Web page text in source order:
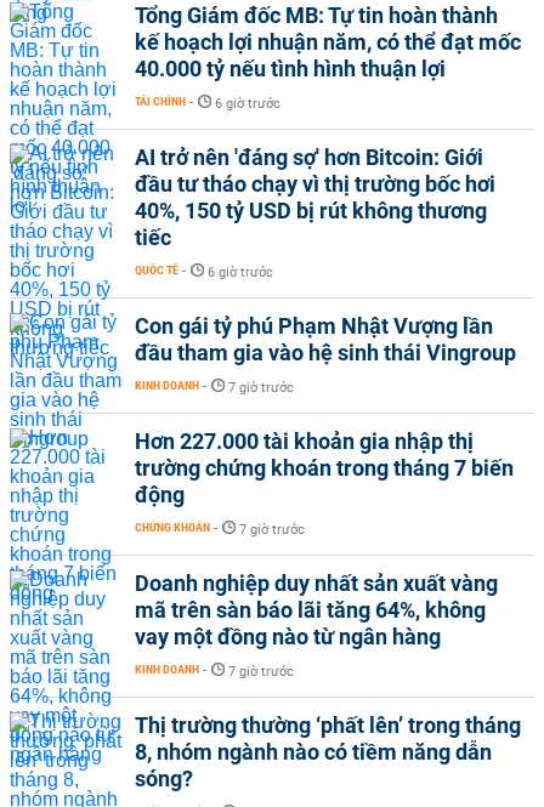
Tổng Giám đốc MB: Tự tin hoàn thành
kế hoạch lợi nhuận năm, có thể đạt mốc
40.000 tỷ nếu tình hình thuận lợi
TÀI CHÍNH - 6 giờ trước
AI trở nên 'đáng sợ' hơn Bitcoin: Giới
đầu tư tháo chạy vì thị trường bốc hơi
40%, 150 tỷ USD bị rút không thương
tiếc
QUỐC TẾ - 6 giờ trước
Con gái tỷ phú Phạm Nhật Vượng lần
đầu tham gia vào hệ sinh thái Vingroup
KINH DOANH - 7 giờ trước
Hơn 227.000 tài khoản gia nhập thị
trường chứng khoán trong tháng 7 biến
động
CHỨNG KHOÁN - 7 giờ trước
Doanh nghiệp duy nhất sản xuất vàng
mã trên sàn báo lãi tăng 64%, không
vay một đồng nào từ ngân hàng
KINH DOANH - 7 giờ trước
Thị trường thường ‘phất lên’ trong tháng
8, nhóm ngành nào có tiềm năng dẫn
sóng?